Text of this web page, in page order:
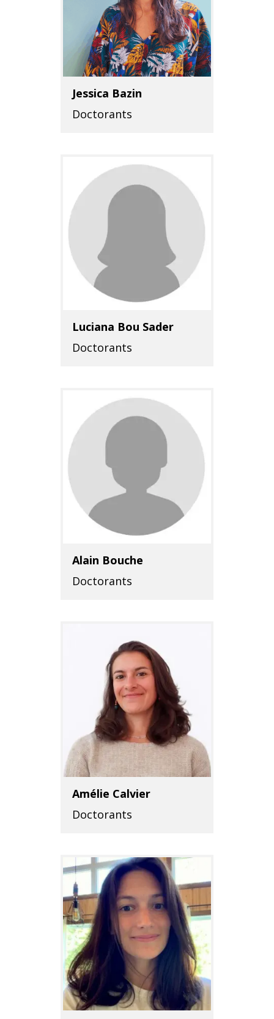
Jessica Bazin
Doctorants
Luciana Bou Sader
Doctorants
Alain Bouche
Doctorants
Amélie Calvier
Doctorants